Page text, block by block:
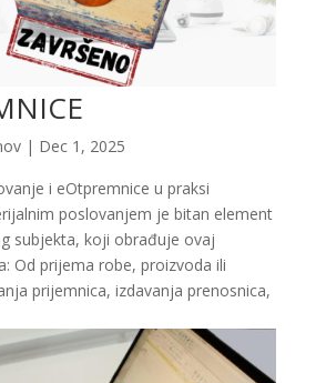
| Dec 1, 2025
i eOtpremnice u praksi
poslovanjem je bitan element
subjekta, koji obrađuje ovaj
Od prijema robe, proizvoda ili
prijemnica, izdavanja prenosnica,